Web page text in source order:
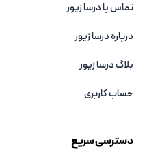
تماس با درسا زیور
درباره درسا زیور
بلاگ درسا زیور
حساب کاربری
دسترسی سریع